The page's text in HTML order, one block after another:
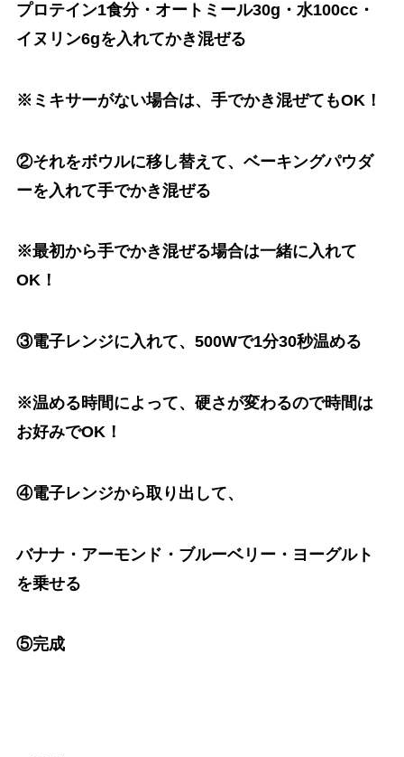
プロテイン1食分・オートミール30g・水100cc・
イヌリン6gを入れてかき混ぜる
※ミキサーがない場合は、手でかき混ぜてもOK！
②それをボウルに移し替えて、ベーキングパウダ
ーを入れて手でかき混ぜる
※最初から手でかき混ぜる場合は一緒に入れて
OK！
③電子レンジに入れて、500Wで1分30秒温める
※温める時間によって、硬さが変わるので時間は
お好みでOK！
④電子レンジから取り出して、
バナナ・アーモンド・ブルーベリー・ヨーグルト
を乗せる
⑤完成